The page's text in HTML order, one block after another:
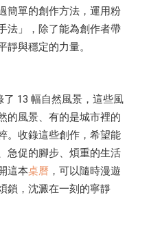
簡單的創作方法，運用粉
法」，除了能為創作者帶
靜與穩定的力量。
了 13 幅自然風景，這些風
的風景、有的是城市裡的
。收錄這些創作，希望能
急促的腳步、煩重的生活
這本桌曆 ，可以隨時漫遊
鎖，沈澱在一刻的寧靜